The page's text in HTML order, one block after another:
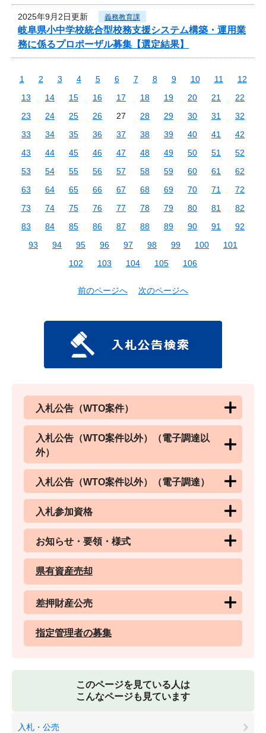
2025年9月2日更新 義務教育課
岐阜県小中学校統合型校務支援システム構築・運用業
務に係るプロポーザル募集【選定結果】
1 2 3 4 5 6 7 8 9 10 11
12
13
14 15 16 17 18 19 20 21
22
23
24 25 26 27 28 29 30 31
32
33
34 35 36 37 38 39 40 41
42
43
44 45 46 47 48 49 50 51
52
53
54 55 56 57 58 59 60 61
62
63
64 65 66 67 68 69 70 71
72
73
74 75 76 77 78 79 80 81
82
83
84 85 86 87 88 89 90 91
92
93
94 95 96 97 98 99 100
101
102
103 104 105 106
前のページへ 次のページへ
入札公告（WTO案件）
入札公告（WTO案件以外）（電子調達以
外）
入札公告（WTO案件以外）（電子調達）
入札参加資格
お知らせ・要領・様式
県有資産売却
差押財産公売
指定管理者の募集
このページを見ている人は
こんなページも見ています
入札・公売